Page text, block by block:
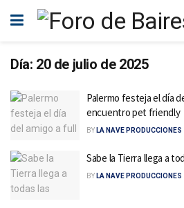
Día: 20 de julio de 2025
Palermo festeja el día
encuentro pet friendly
BY LA NAVE PRODUCCIONES
Sabe la Tierra llega a
BY LA NAVE PRODUCCIONES